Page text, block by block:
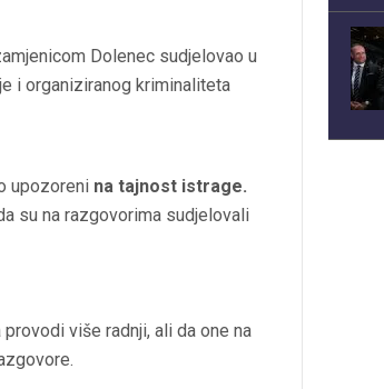
Dolenec sudjelovao u
i organiziranog kriminaliteta
upozoreni na tajnost istrage.
su na razgovorima sudjelovali
više radnji, ali da one na